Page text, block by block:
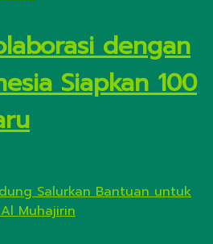
dengan
Siapkan 100